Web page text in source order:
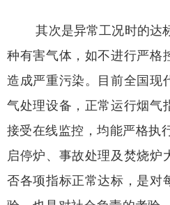
其次是异常工况时的达标
种有害气体，如不进行严格
造成严重污染。目前全国现
气处理设备，正常运行烟气
接受在线监控，均能严格执
启停炉、事故处理及焚烧炉
否各项指标正常达标，是对